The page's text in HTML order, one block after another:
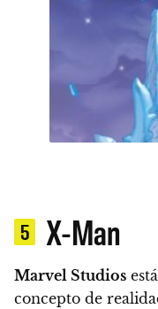
5 X-Man
Marvel Studios
concepto de